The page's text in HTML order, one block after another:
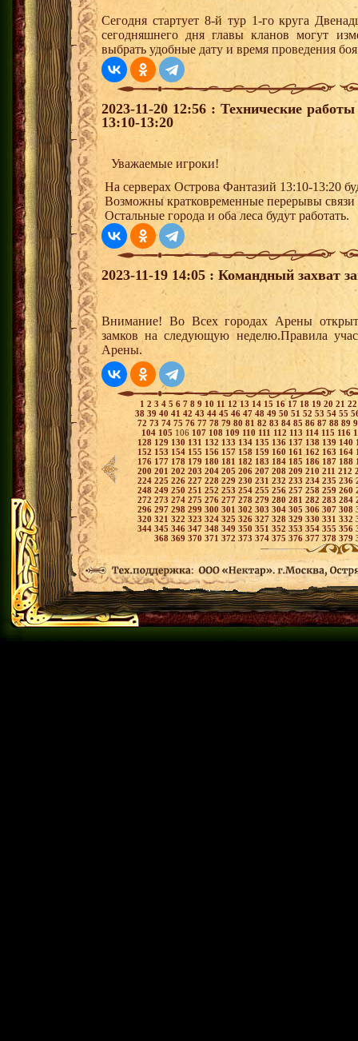
Сегодня стартует 8-й тур 1-го круга
сегодняшнего дня главы кланов могут
выбрать удобные дату и время проведения
2023-11-20 12:56 : Технические
13:10-13:20
Уважаемые игроки!
На серверах Острова Фантазий 13:10-13:20
Возможны кратковременные перерывы связи
Остальные города и оба леса будут работать.
2023-11-19 14:05 : Командный захват
Внимание! Во Всех городах Арены
замков на следующую неделю.Правила
Арены.
1 2 3 4 5 6 7 8 9 10 11 1213 14 15 16 17 18 19 20 21
38 39 40 41 42 43 44 45 46 47 48 49 50 51 52 53 54 55
72 73 74 75 76 77 78 79 80 81 82 83 84 85 86 87 88 89
104 105 106 107 108 109 110 111 112 113 114 115 116
128 129 130 131 132 133 134 135 136 137 138 139 140
152 153 154 155 156 157 158 159 160 161 162 163 164
176 177 178 179 180 181 182 183 184 185 186 187 188
200 201 202 203 204 205 206 207 208 209 210 211 212
224 225 226 227 228 229 230 231 232 233 234 235 236
248 249 250 251 252 253 254 255 256 257 258 259 260
272 273 274 275 276 277 278 279 280 281 282 283 284
296 297 298 299 300 301 302 303 304 305 306 307 308
320 321 322 323 324 325 326 327 328 329 330 331 332
344 345 346 347 348 349 350 351 352 353 354 355 356
368 369 370 371 372 373 374 375 376 377 378 379